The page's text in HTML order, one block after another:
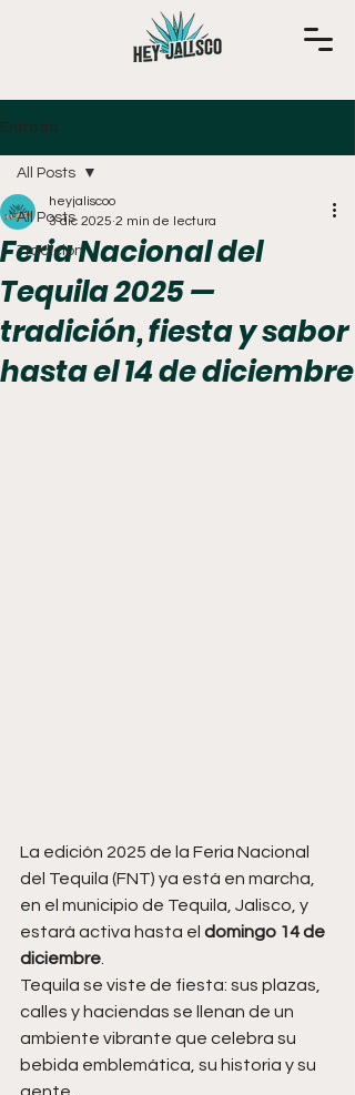
Entrada
All Posts
Tradición
All Posts
Feria Nacional del
Tequila 2025 —
tradición, fiesta y sabor
hasta el 14 de diciembre
heyjaliscoo
3 dic 2025 2 min de lectura
La edición 2025 de la Feria Nacional
del Tequila (FNT) ya está en marcha,
en el municipio de Tequila, Jalisco, y
estará activa hasta el domingo 14 de
diciembre
Tequila se viste de fiesta: sus plazas,
calles y haciendas se llenan de un
ambiente vibrante que celebra su
bebida emblemática, su historia y su